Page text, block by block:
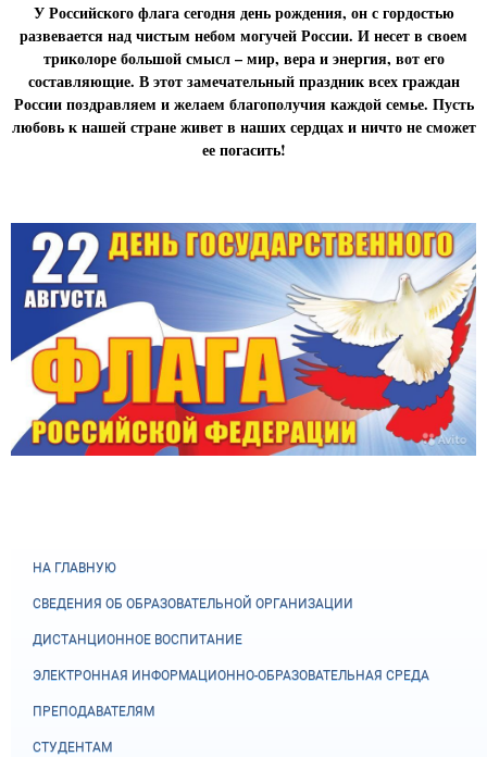
У Российского флага сегодня день рождения, он с гордостью
развевается над чистым небом могучей России. И несет в своем
триколоре большой смысл – мир, вера и энергия, вот его
составляющие. В этот замечательный праздник всех граждан
России поздравляем и желаем благополучия каждой семье. Пусть
любовь к нашей стране живет в наших сердцах и ничто не сможет
ее погасить!
НА ГЛАВНУЮ
СВЕДЕНИЯ ОБ ОБРАЗОВАТЕЛЬНОЙ ОРГАНИЗАЦИИ
ДИСТАНЦИОННОЕ ВОСПИТАНИЕ
ЭЛЕКТРОННАЯ ИНФОРМАЦИОННО-ОБРАЗОВАТЕЛЬНАЯ СРЕДА
ПРЕПОДАВАТЕЛЯМ
СТУДЕНТАМ